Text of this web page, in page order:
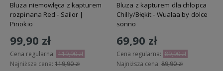
Bluza niemowlęca z kapturem
rozpinana Red - Sailor |
Pinokio
99,90 zł
Cena regularna: 119,90 zł
Najniższa cena: 119,90 zł
Bluza z kapturem dla chłopca
Chilly/Błękit - Wualaa by dolce
sonno
69,90 zł
Cena regularna: 89,90 zł
Najniższa cena: 89,90 zł